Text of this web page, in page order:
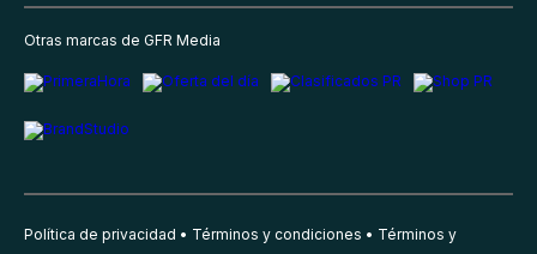
Otras marcas de GFR Media
Política de privacidad Términos y condiciones
Términos y